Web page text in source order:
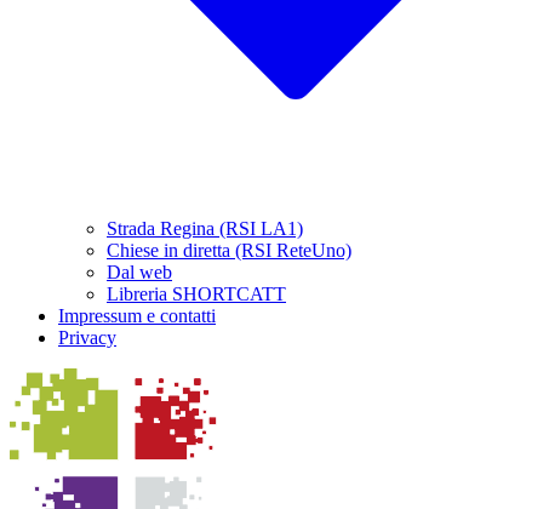
Strada Regina (RSI LA1)
Chiese in diretta (RSI ReteUno)
Dal web
Libreria SHORTCATT
Impressum e contatti
Privacy